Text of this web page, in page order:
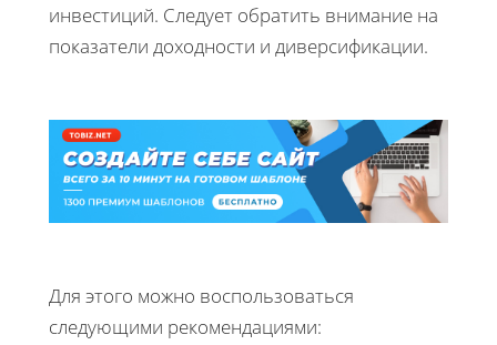
инвестиций. Следует обратить внимание на
показатели доходности и диверсификации.
Для этого можно воспользоваться
следующими рекомендациями: